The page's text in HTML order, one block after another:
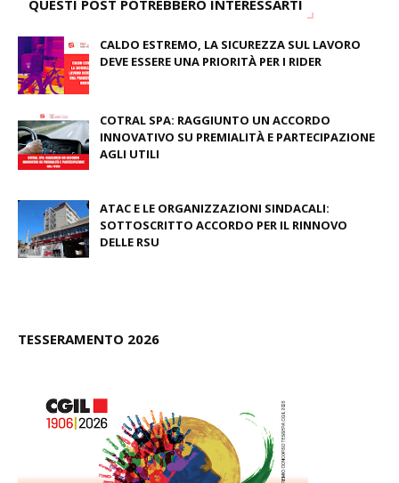
QUESTI POST POTREBBERO INTERESSARTI
CALDO ESTREMO, LA SICUREZZA SUL LAVORO
DEVE ESSERE UNA PRIORITÀ PER I RIDER
COTRAL SPA: RAGGIUNTO UN ACCORDO
INNOVATIVO SU PREMIALITÀ E PARTECIPAZIONE
AGLI UTILI
ATAC E LE ORGANIZZAZIONI SINDACALI:
SOTTOSCRITTO ACCORDO PER IL RINNOVO
DELLE RSU
TESSERAMENTO 2026